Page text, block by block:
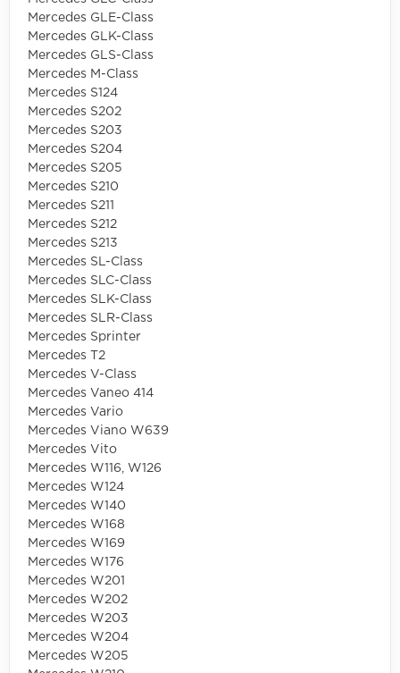
Mercedes GLE-Class
Mercedes GLK-Class
Mercedes GLS-Class
Mercedes M-Class
Mercedes S124
Mercedes S202
Mercedes S203
Mercedes S204
Mercedes S205
Mercedes S210
Mercedes S211
Mercedes S212
Mercedes S213
Mercedes SL-Class
Mercedes SLC-Class
Mercedes SLK-Class
Mercedes SLR-Class
Mercedes Sprinter
Mercedes T2
Mercedes V-Class
Mercedes Vaneo 414
Mercedes Vario
Mercedes Viano W639
Mercedes Vito
Mercedes W116, W126
Mercedes W124
Mercedes W140
Mercedes W168
Mercedes W169
Mercedes W176
Mercedes W201
Mercedes W202
Mercedes W203
Mercedes W204
Mercedes W205